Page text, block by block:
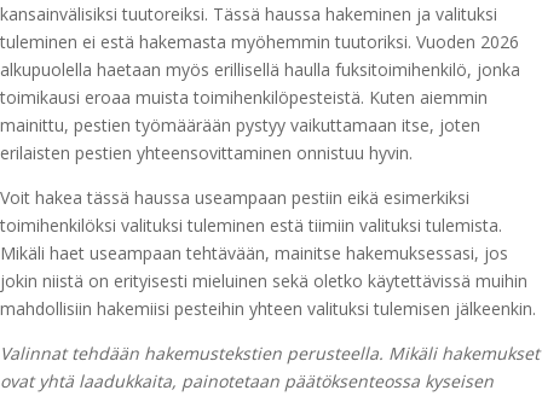
kansainvälisiksi tuutoreiksi. Tässä haussa hakeminen ja valituksi
tuleminen ei estä hakemasta myöhemmin tuutoriksi. Vuoden 2026
alkupuolella haetaan myös erillisellä haulla fuksitoimihenkilö, jonka
toimikausi eroaa muista toimihenkilöpesteistä. Kuten aiemmin
mainittu, pestien työmäärään pystyy vaikuttamaan itse, joten
erilaisten pestien yhteensovittaminen onnistuu hyvin.
Voit hakea tässä haussa useampaan pestiin eikä esimerkiksi
toimihenkilöksi valituksi tuleminen estä tiimiin valituksi tulemista.
Mikäli haet useampaan tehtävään, mainitse hakemuksessasi, jos
jokin niistä on erityisesti mieluinen sekä oletko käytettävissä muihin
mahdollisiin hakemiisi pesteihin yhteen valituksi tulemisen jälkeenkin.
Valinnat tehdään hakemustekstien perusteella. Mikäli hakemukset
ovat yhtä laadukkaita, painotetaan päätöksenteossa kyseisen